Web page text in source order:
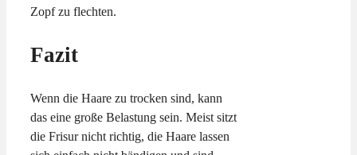
Zopf zu flechten.
Fazit
Wenn die Haare zu trocken sind, kann
das eine große Belastung sein. Meist sitzt
die Frisur nicht richtig, die Haare lassen